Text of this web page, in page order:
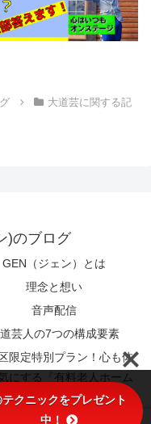
大道芸に関する記
)のブログ
GEN（ジェン）とは
理念と想い
音声配信
芸人の7つの構成要素
限定特別プラン！心も体
にする『有料老人ホーム
別エンターテイメント』
クニックをプレゼント
中！